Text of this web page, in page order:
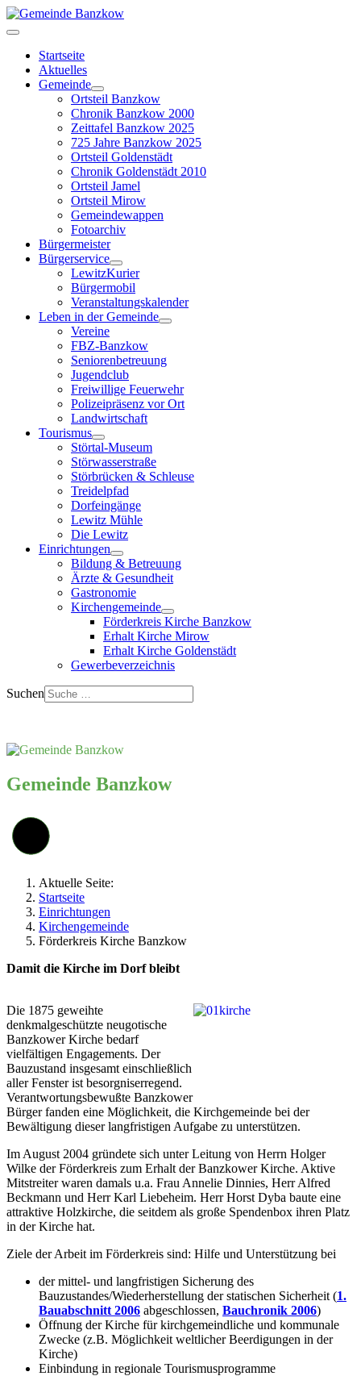
Startseite
Aktuelles
Gemeinde
Ortsteil Banzkow
Chronik Banzkow 2000
Zeittafel Banzkow 2025
725 Jahre Banzkow 2025
Ortsteil Goldenstädt
Chronik Goldenstädt 2010
Ortsteil Jamel
Ortsteil Mirow
Gemeindewappen
Fotoarchiv
Bürgermeister
Bürgerservice
LewitzKurier
Bürgermobil
Veranstaltungskalender
Leben in der Gemeinde
Vereine
FBZ-Banzkow
Seniorenbetreuung
Jugendclub
Freiwillige Feuerwehr
Polizeipräsenz vor Ort
Landwirtschaft
Tourismus
Störtal-Museum
Störwasserstraße
Störbrücken & Schleuse
Treidelpfad
Dorfeingänge
Lewitz Mühle
Die Lewitz
Einrichtungen
Bildung & Betreuung
Ärzte & Gesundheit
Gastronomie
Kirchengemeinde
Förderkreis Kirche Banzkow
Erhalt Kirche Mirow
Erhalt Kirche Goldenstädt
Gewerbeverzeichnis
Suchen
Gemeinde Banzkow
Aktuelle Seite:
Startseite
Einrichtungen
Kirchengemeinde
Förderkreis Kirche Banzkow
Damit die Kirche im Dorf bleibt
Die 1875 geweihte
denkmalgeschützte neugotische
Banzkower Kirche bedarf
vielfältigen Engagements. Der
Bauzustand insgesamt einschließlich
aller Fenster ist besorgniserregend.
Verantwortungsbewußte Banzkower
Bürger fanden eine Möglichkeit, die Kirchgemeinde bei der
Bewältigung dieser langfristigen Aufgabe zu unterstützen.
Im August 2004 gründete sich unter Leitung von Herrn Holger
Wilke der Förderkreis zum Erhalt der Banzkower Kirche. Aktive
Mitstreiter waren damals u.a. Frau Annelie Dinnies, Herr Alfred
Beckmann und Herr Karl Liebeheim. Herr Horst Dyba baute eine
attraktive Holzkirche, die seitdem als große Spendenbox ihren Platz
in der Kirche hat.
Ziele der Arbeit im Förderkreis sind: Hilfe und Unterstützung bei
der mittel- und langfristigen Sicherung des
Bauzustandes/Wiederherstellung der statischen Sicherheit (1.
Bauabschnitt 2006 abgeschlossen, Bauchronik 2006)
Öffnung der Kirche für kirchgemeindliche und kommunale
Zwecke (z.B. Möglichkeit weltlicher Beerdigungen in der
Kirche)
Einbindung in regionale Tourismusprogramme